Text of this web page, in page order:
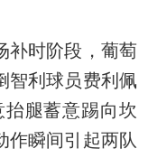
补时阶段，葡萄
智利球员费利佩
腿蓄意踢向坎
作瞬间引起两队